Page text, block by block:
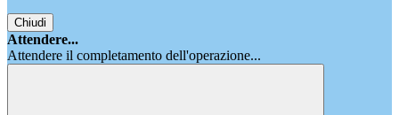
Chiudi
Attendere...
Attendere il completamento dell'operazione...